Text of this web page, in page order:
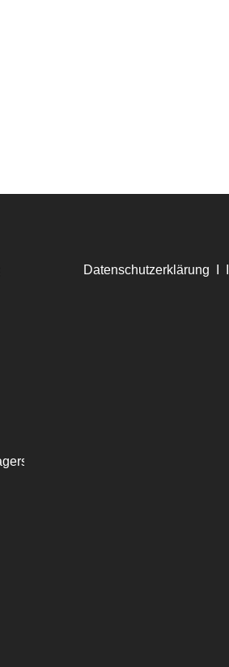
Datenschutzerklärung